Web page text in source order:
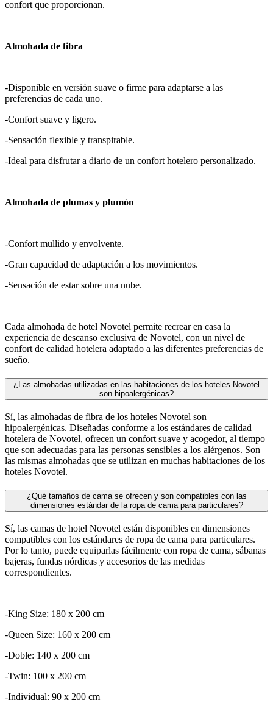
confort que proporcionan.
Almohada de fibra
-Disponible en versión suave o firme para adaptarse a las
preferencias de cada uno.
-Confort suave y ligero.
-Sensación flexible y transpirable.
-Ideal para disfrutar a diario de un confort hotelero personalizado.
Almohada de plumas y plumón
-Confort mullido y envolvente.
-Gran capacidad de adaptación a los movimientos.
-Sensación de estar sobre una nube.
Cada almohada de hotel Novotel permite recrear en casa la
experiencia de descanso exclusiva de Novotel, con un nivel de
confort de calidad hotelera adaptado a las diferentes preferencias de
sueño.
¿Las almohadas utilizadas en las habitaciones de los hoteles Novotel
son hipoalergénicas?
Sí, las almohadas de fibra de los hoteles Novotel son
hipoalergénicas. Diseñadas conforme a los estándares de calidad
hotelera de Novotel, ofrecen un confort suave y acogedor, al tiempo
que son adecuadas para las personas sensibles a los alérgenos. Son
las mismas almohadas que se utilizan en muchas habitaciones de los
hoteles Novotel.
¿Qué tamaños de cama se ofrecen y son compatibles con las
dimensiones estándar de la ropa de cama para particulares?
Sí, las camas de hotel Novotel están disponibles en dimensiones
compatibles con los estándares de ropa de cama para particulares.
Por lo tanto, puede equiparlas fácilmente con ropa de cama, sábanas
bajeras, fundas nórdicas y accesorios de las medidas
correspondientes.
-King Size: 180 x 200 cm
-Queen Size: 160 x 200 cm
-Doble: 140 x 200 cm
-Twin: 100 x 200 cm
-Individual: 90 x 200 cm